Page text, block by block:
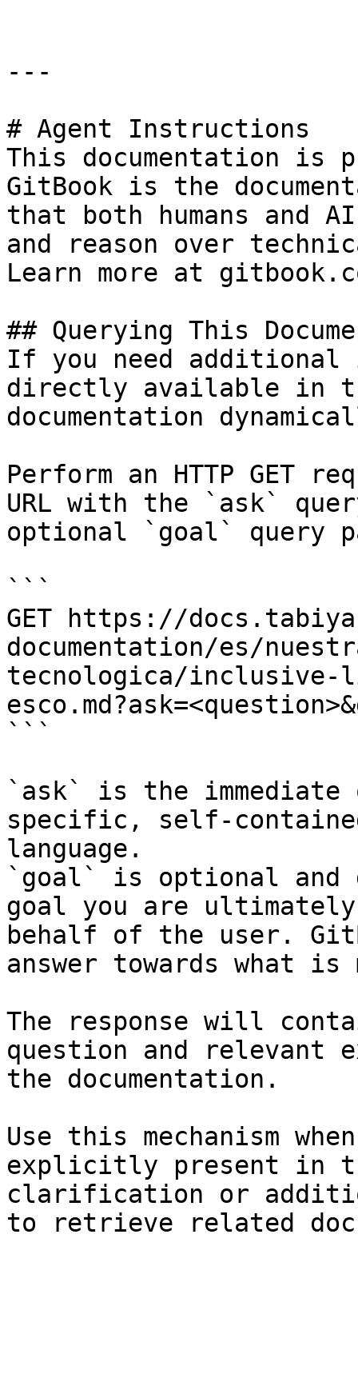
---
# Agent Instructions
This documentation is
GitBook is the
that both humans and
and reason over
Learn more at
## Querying This
If you need
directly available in
documentation
Perform an HTTP GET
URL with the `ask`
optional `goal` query
```
GET https://
documentation/es/
tecnologica/inclusive-
```
`ask` is the
specific, self-
language.
`goal` is optional and
goal you are
behalf of the user.
answer towards what
The response will
question and relevant
the documentation.
Use this mechanism
explicitly present in
clarification or